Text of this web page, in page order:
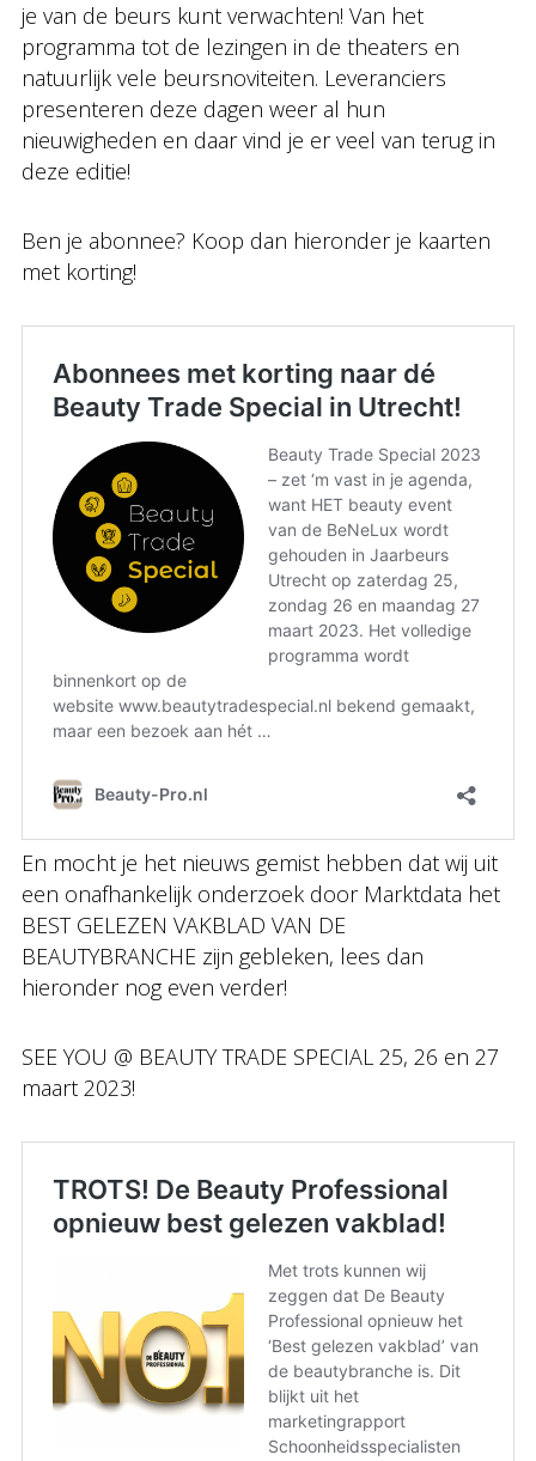
je van de beurs kunt verwachten! Van het
programma tot de lezingen in de theaters en
natuurlijk vele beursnoviteiten. Leveranciers
presenteren deze dagen weer al hun
nieuwigheden en daar vind je er veel van terug in
deze editie!
Ben je abonnee? Koop dan hieronder je kaarten
met korting!
En mocht je het nieuws gemist hebben dat wij uit
een onafhankelijk onderzoek door Marktdata het
BEST GELEZEN VAKBLAD VAN DE
BEAUTYBRANCHE zijn gebleken, lees dan
hieronder nog even verder!
SEE YOU @ BEAUTY TRADE SPECIAL 25, 26 en 27
maart 2023!